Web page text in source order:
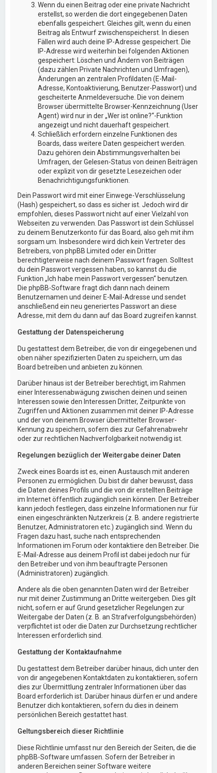
Wenn du einen Beitrag oder eine private Nachricht
erstellst, so werden die dort eingegebenen Daten
ebenfalls gespeichert. Gleiches gilt, wenn du einen
Beitrag als Entwurf zwischenspeicherst. In diesen
Fällen wird auch deine IP-Adresse gespeichert. Die
IP-Adresse wird weiterhin bei folgenden Aktionen
gespeichert: Löschen und Ändern von Beiträgen
(dazu zählen Private Nachrichten und Umfragen),
Änderungen an zentralen Profildaten (E-Mail-
Adresse, Kontoaktivierung, Benutzer-Passwort) und
gescheiterte Anmeldeversuche. Die von deinem
Browser übermittelte Browser-Kennzeichnung (User
Agent) wird nur in der „Wer ist online?“-Funktion
angezeigt und nicht dauerhaft gespeichert.
Schließlich erfordern einzelne Funktionen des
Boards, dass weitere Daten gespeichert werden.
Dazu gehören dein Abstimmungsverhalten bei
Umfragen, der Gelesen-Status von deinen Beiträgen
oder explizit von dir gesetzte Lesezeichen oder
Benachrichtigungsfunktionen.
Dein Passwort wird mit einer Einwege-Verschlüsselung
(Hash) gespeichert, so dass es sicher ist. Jedoch wird dir
empfohlen, dieses Passwort nicht auf einer Vielzahl von
Webseiten zu verwenden. Das Passwort ist dein Schlüssel
zu deinem Benutzerkonto für das Board, also geh mit ihm
sorgsam um. Insbesondere wird dich kein Vertreter des
Betreibers, von phpBB Limited oder ein Dritter
berechtigterweise nach deinem Passwort fragen. Solltest
du dein Passwort vergessen haben, so kannst du die
Funktion „Ich habe mein Passwort vergessen“ benutzen.
Die phpBB-Software fragt dich dann nach deinem
Benutzernamen und deiner E-Mail-Adresse und sendet
anschließend ein neu generiertes Passwort an diese
Adresse, mit dem du dann auf das Board zugreifen kannst.
Gestattung der Datenspeicherung
Du gestattest dem Betreiber, die von dir eingegebenen und
oben näher spezifizierten Daten zu speichern, um das
Board betreiben und anbieten zu können.
Darüber hinaus ist der Betreiber berechtigt, im Rahmen
einer Interessenabwägung zwischen deinen und seinen
Interessen sowie den Interessen Dritter, Zeitpunkte von
Zugriffen und Aktionen zusammen mit deiner IP-Adresse
und der von deinem Browser übermittelter Browser-
Kennung zu speichern, sofern dies zur Gefahrenabwehr
oder zur rechtlichen Nachverfolgbarkeit notwendig ist.
Regelungen bezüglich der Weitergabe deiner Daten
Zweck eines Boards ist es, einen Austausch mit anderen
Personen zu ermöglichen. Du bist dir daher bewusst, dass
die Daten deines Profils und die von dir erstellten Beiträge
im Internet öffentlich zugänglich sein können. Der Betreiber
kann jedoch festlegen, dass einzelne Informationen nur für
einen eingeschränkten Nutzerkreis (z. B. andere registrierte
Benutzer, Administratoren etc.) zugänglich sind. Wenn du
Fragen dazu hast, suche nach entsprechenden
Informationen im Forum oder kontaktiere den Betreiber. Die
E-Mail-Adresse aus deinem Profil ist dabei jedoch nur für
den Betreiber und von ihm beauftragte Personen
(Administratoren) zugänglich.
Andere als die oben genannten Daten wird der Betreiber
nur mit deiner Zustimmung an Dritte weitergeben. Dies gilt
nicht, sofern er auf Grund gesetzlicher Regelungen zur
Weitergabe der Daten (z. B. an Strafverfolgungsbehörden)
verpflichtet ist oder die Daten zur Durchsetzung rechtlicher
Interessen erforderlich sind.
Gestattung der Kontaktaufnahme
Du gestattest dem Betreiber darüber hinaus, dich unter den
von dir angegebenen Kontaktdaten zu kontaktieren, sofern
dies zur Übermittlung zentraler Informationen über das
Board erforderlich ist. Darüber hinaus dürfen er und andere
Benutzer dich kontaktieren, sofern du dies in deinem
persönlichen Bereich gestattet hast.
Geltungsbereich dieser Richtlinie
Diese Richtlinie umfasst nur den Bereich der Seiten, die die
phpBB-Software umfassen. Sofern der Betreiber in
anderen Bereichen seiner Software weitere